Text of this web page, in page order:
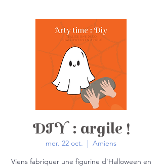
DIY : argile !
mer. 22 oct.
  |
Amiens
Viens fabriquer une figurine d'Halloween en